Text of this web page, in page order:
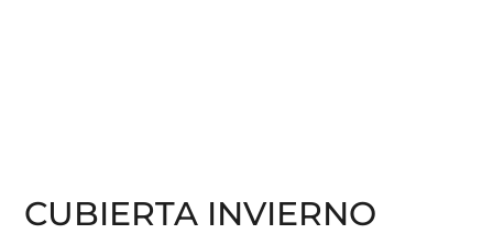
CUBIERTA INVIERNO